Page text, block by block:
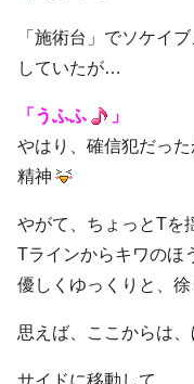
「施術台」でソケイ
していたが…
「うふふ
」
やはり、確信犯だっ
精神
やがて、ちょっとTを
Tラインからキワのほ
優しくゆっくりと、
思えば、ここからは
サイドに移動して